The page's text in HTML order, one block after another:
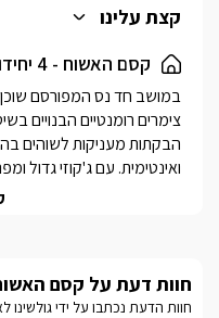
קצת עלינו
קסם האשוח - 4 יחידות קסומות בחד נס
חוות דעת על קסם
חוות הדעת נכתבו על ידי